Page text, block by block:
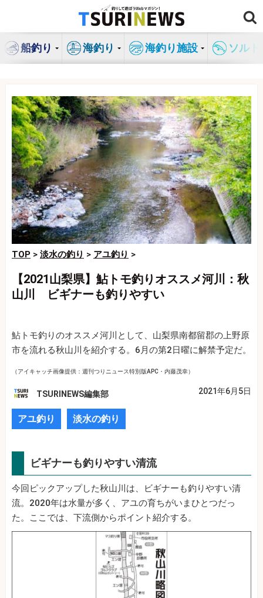
ン
船釣り 海釣り 海釣り施設 ソル
TOP > 淡水の釣り > アユ釣り >
【2021山梨県】鮎トモ釣りオススメ河川：秋
山川 ビギナーも釣りやすい
鮎トモ釣りのオススメ河川として、山梨県南都留郡の上野原
市を流れる秋山川を紹介する。6月の第2日曜に解禁予定だ。
（アイキャッチ画像提供：週刊つりニュース特別版APC・内藤茂幸）
TSURINEWS編集部 2021年6月5日
アユ釣り 淡水の釣り
ビギナーも釣りやすい清流
今回ピックアップした秋山川は、ビギナーも釣りやすい清
流。2020年は水量が多く、アユの育ちがいまひとつだっ
た。ここでは、下流側からポイント紹介する。